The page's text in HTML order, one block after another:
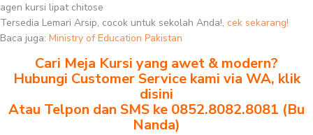
agen kursi lipat chitose
Tersedia Lemari Arsip, cocok untuk sekolah Anda!, cek sekarang!
Baca juga: Ministry of Education Pakistan
Cari Meja Kursi yang awet & modern?
Hubungi Customer Service kami via WA, klik
disini
Atau Telpon dan SMS ke 0852.8082.8081 (Bu
Nanda)